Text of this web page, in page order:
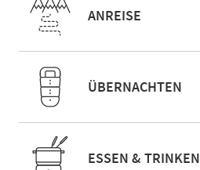
ANREISE
ÜBERNACHTEN
ESSEN & TRINKEN